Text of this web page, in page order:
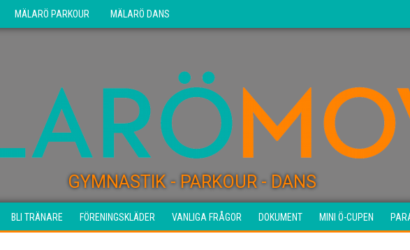
MÄLARÖ PARKOUR MÄLARÖ DANS
GYMNASTIK - PARKOUR - DANS
BLI TRÄNARE FÖRENINGSKLÄDER VANLIGA FRÅGOR DOKUMENT MINI Ö-CUPEN